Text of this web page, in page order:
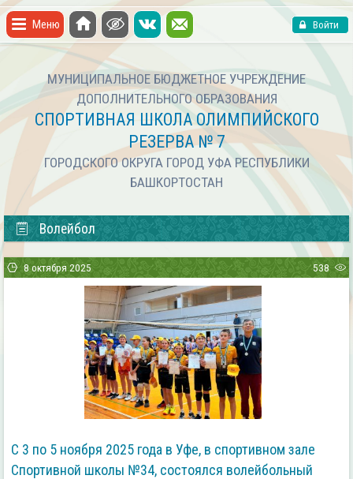
Меню Войти
МУНИЦИПАЛЬНОЕ БЮДЖЕТНОЕ УЧРЕЖДЕНИЕ
ДОПОЛНИТЕЛЬНОГО ОБРАЗОВАНИЯ
СПОРТИВНАЯ ШКОЛА ОЛИМПИЙСКОГО
РЕЗЕРВА № 7
ГОРОДСКОГО ОКРУГА ГОРОД УФА РЕСПУБЛИКИ
БАШКОРТОСТАН
Волейбол
8 октября 2025 538
С 3 по 5 ноября 2025 года в Уфе, в спортивном зале
Спортивной школы №34, состоялся волейбольный